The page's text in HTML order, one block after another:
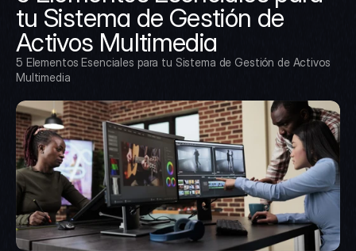
tu Sistema de Gestión de
Activos Multimedia
5 Elementos Esenciales para tu Sistema de Gestión de Activos
Multimedia